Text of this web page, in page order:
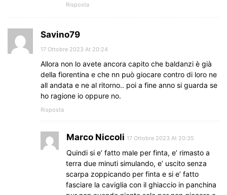
Risposta
Savino79
17 Ottobre 2023 At 20:24
Allora non lo avete ancora capito che baldanzi è già
della fiorentina e che nn può giocare contro di loro ne
all andata e ne al ritorno.. poi a fine anno si guarda se
ho ragione io oppure no.
Risposta
Marco Niccoli 17 Ottobre 2023 At 20:35
Quindi si e’ fatto male per finta, e’ rimasto a
terra due minuti simulando, e’ uscito senza
scarpa zoppicando per finta e si e’ fatto
fasciare la caviglia con il ghiaccio in panchina